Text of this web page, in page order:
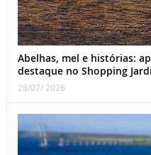
Abelhas, mel e histórias:
destaque no Shopping
28/07/ 2026